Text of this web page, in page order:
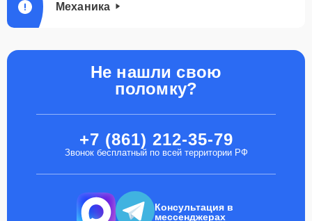
Механика
Не нашли свою
поломку?
+7 (861) 212-35-79
Звонок бесплатный по всей территории РФ
Консультация в
мессенджерах